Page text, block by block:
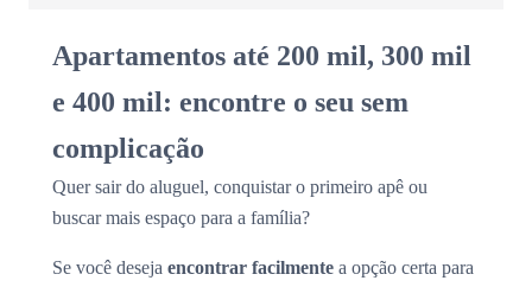
Apartamentos até 200 mil, 300 mil
e 400 mil: encontre o seu sem
complicação
Quer sair do aluguel, conquistar o primeiro apê ou
buscar mais espaço para a família?
Se você deseja encontrar facilmente a opção certa para